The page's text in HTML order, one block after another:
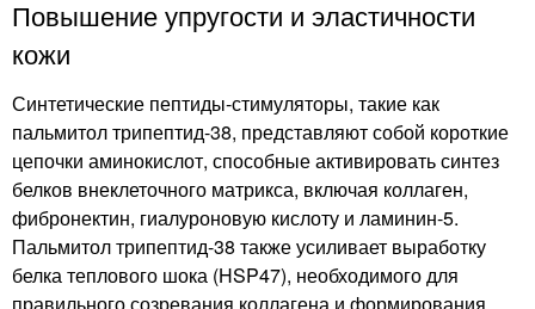
Повышение упругости и эластичности
кожи
Синтетические пептиды-стимуляторы, такие как
пальмитол трипептид-38, представляют собой короткие
цепочки аминокислот, способные активировать синтез
белков внеклеточного матрикса, включая коллаген,
фибронектин, гиалуроновую кислоту и ламинин-5.
Пальмитол трипептид-38 также усиливает выработку
белка теплового шока (HSP47), необходимого для